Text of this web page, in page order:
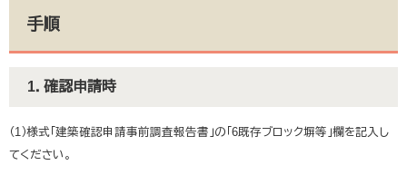
手順
1．確認申請時
（1）様式「建築確認申請事前調査報告書」の「6既存ブロック塀等」欄を記入し
てください。